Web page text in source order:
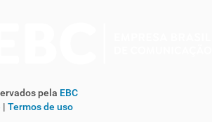
pela EBC
| Termos de uso